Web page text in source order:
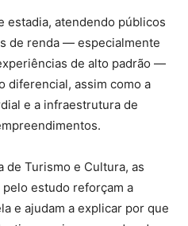
estadia, atendendo públicos
de renda — especialmente
de alto padrão —
diferencial, assim como a
e a infraestrutura de
de Turismo e Cultura, as
estudo reforçam a
e ajudam a explicar por que